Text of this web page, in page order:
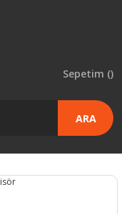
ARA
Sepetim ()